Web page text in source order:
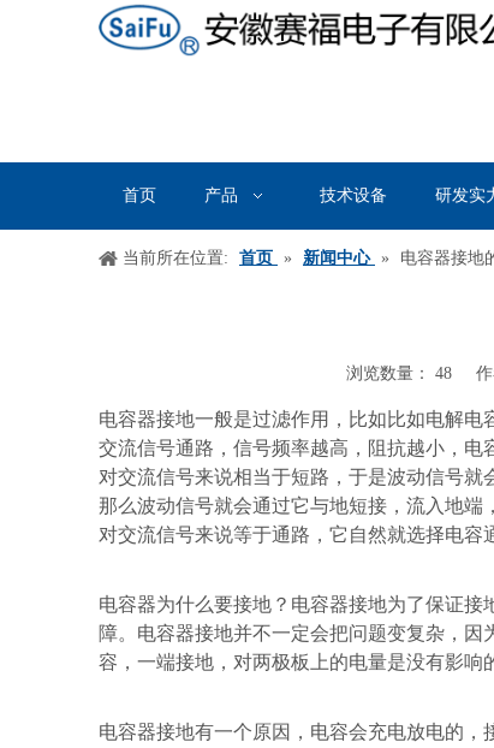
首页 产品 技术设备 研发实
当前所在位置: 首页 » 新闻中心 » 电容器接地
浏览数量： 48 作
["wechat","weibo","qzone","douban","email"]
电容器接地一般是过滤作用，比如比如电解
交流信号通路，信号频率越高，阻抗越小，电
对交流信号来说相当于短路，于是波动信号就
那么波动信号就会通过它与地短接，流入地
对交流信号来说等于通路，它自然就选择电容
电容器为什么要接地？电容器接地为了保证接
障。电容器接地并不一定会把问题变复杂，
容，一端接地，对两极板上的电量是没有影响
电容器接地有一个原因，电容会充电放电的